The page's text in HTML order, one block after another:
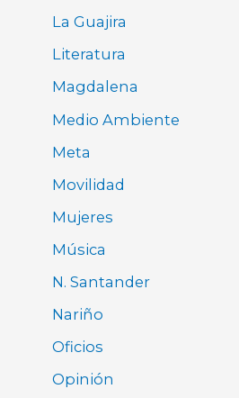
La Guajira
Literatura
Magdalena
Medio Ambiente
Meta
Movilidad
Mujeres
Música
N. Santander
Nariño
Oficios
Opinión